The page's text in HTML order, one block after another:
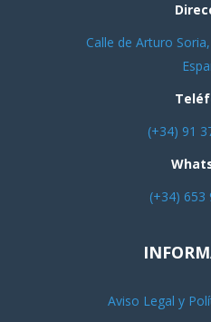
Calle de Arturo
(+34) 91
(+34) 653
Aviso Legal y